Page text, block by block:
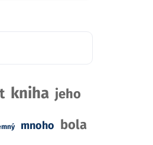
kniha jeho
mnoho bola